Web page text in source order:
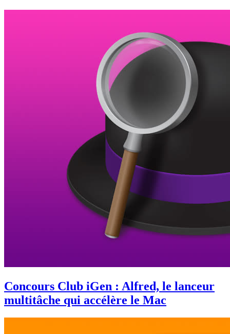
Concours Club iGen : Alfred, le lanceur
multitâche qui accélère le Mac